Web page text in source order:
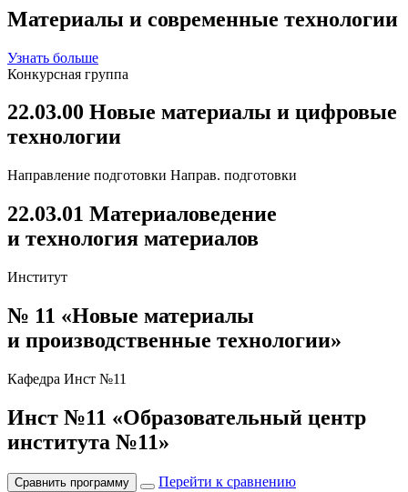
Материалы и современные технологии
Узнать больше
Конкурсная группа
22.03.00 Новые материалы и цифровые
технологии
Направление подготовки Направ. подготовки
22.03.01 Материаловедение
и технология материалов
Институт
№ 11 «Новые материалы
и производственные технологии»
Кафедра Инст №11
Инст №11 «Образовательный центр
института №11»
Сравнить программу Перейти к сравнению